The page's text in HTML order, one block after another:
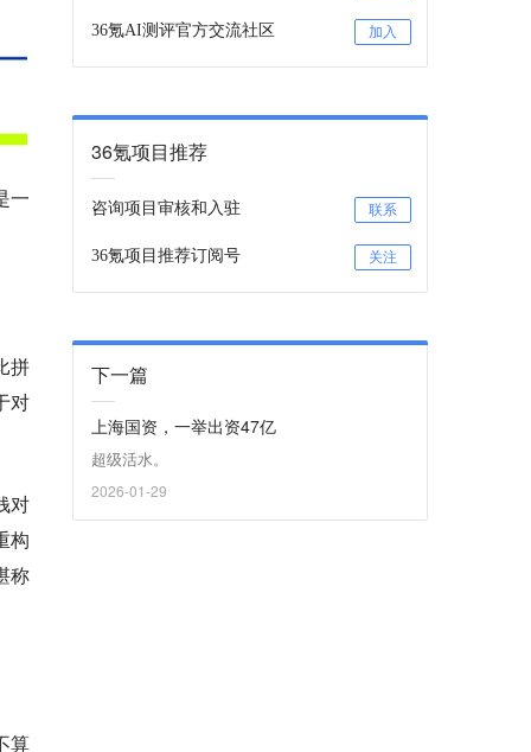
一
拼
对
对
构
称
算
36氪AI测评官方交流社区 加入
36氪项目推荐
咨询项目审核和入驻 联系
36氪项目推荐订阅号 关注
下一篇
上海国资，一举出资47亿
超级活水。
2026-01-29